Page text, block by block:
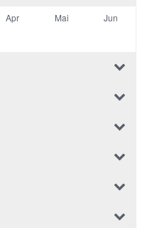
Apr Mai
Jun